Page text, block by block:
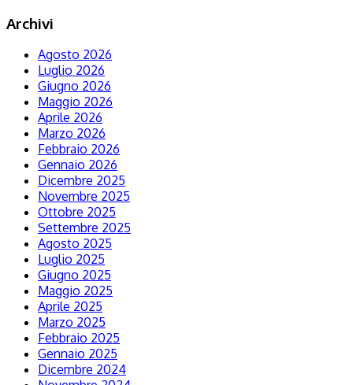
Archivi
Agosto 2026
Luglio 2026
Giugno 2026
Maggio 2026
Aprile 2026
Marzo 2026
Febbraio 2026
Gennaio 2026
Dicembre 2025
Novembre 2025
Ottobre 2025
Settembre 2025
Agosto 2025
Luglio 2025
Giugno 2025
Maggio 2025
Aprile 2025
Marzo 2025
Febbraio 2025
Gennaio 2025
Dicembre 2024